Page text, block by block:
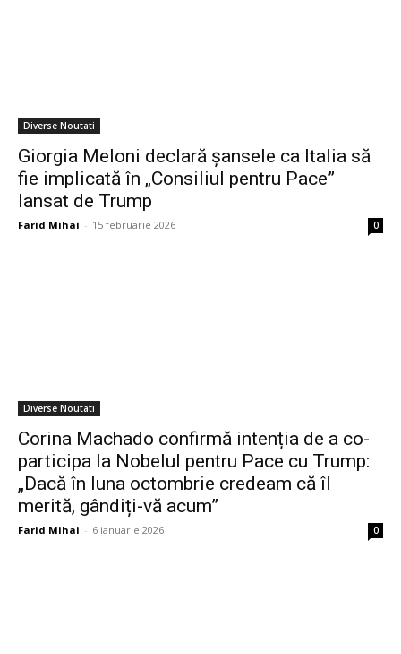
Diverse Noutati
Giorgia Meloni declară șansele ca Italia să
fie implicată în „Consiliul pentru Pace”
lansat de Trump
Farid Mihai - 15 februarie 2026 0
Diverse Noutati
Corina Machado confirmă intenția de a co-
participa la Nobelul pentru Pace cu Trump:
„Dacă în luna octombrie credeam că îl
merită, gândiți-vă acum”
Farid Mihai - 6 ianuarie 2026 0